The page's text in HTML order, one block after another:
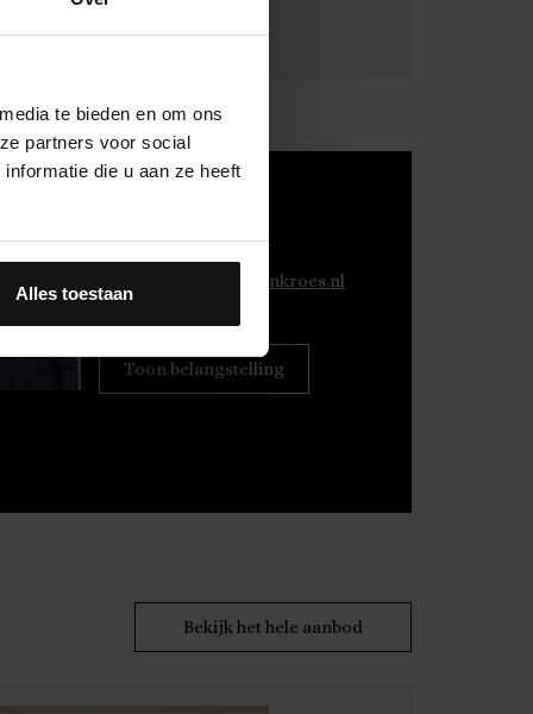
te bieden en om ons
partners voor social
die u aan ze heeft
Alles toestaan
NVM Makelaar
g.langen@fransenkroes.nl
T:
06 100 819 61
Toon belangstelling
Bekijk het hele aanbod